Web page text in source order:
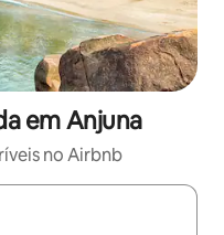
em Anjuna
no Airbnb
explore-os